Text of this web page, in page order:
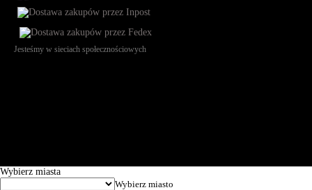
Jesteśmy w sieciach społecznościowych
Wybierz miasta